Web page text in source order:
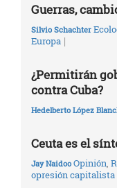
Guerras,
Silvio Schachter
Europa |
¿Permitirán
contra Cuba?
Hedelberto López
Ceuta es el
Jay Naidoo Opinión
opresión capitalista